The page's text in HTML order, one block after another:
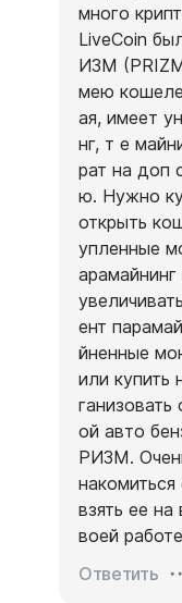
много
LiveCoin
ИЗМ
мею
ая, имеет
нг, т е
рат на доп
ю. Нужно
открыть
упленные
ент
йненные
или купить
ой авто
РИЗМ.
взять ее
воей
Ответить